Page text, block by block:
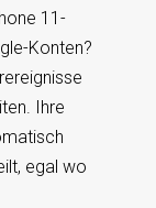
11-
Konten?
Ihre
egal wo